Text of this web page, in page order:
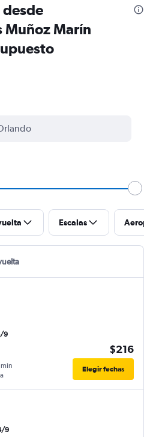
Muñoz Marín
Escalas
9
$216
Elegir fechas
9